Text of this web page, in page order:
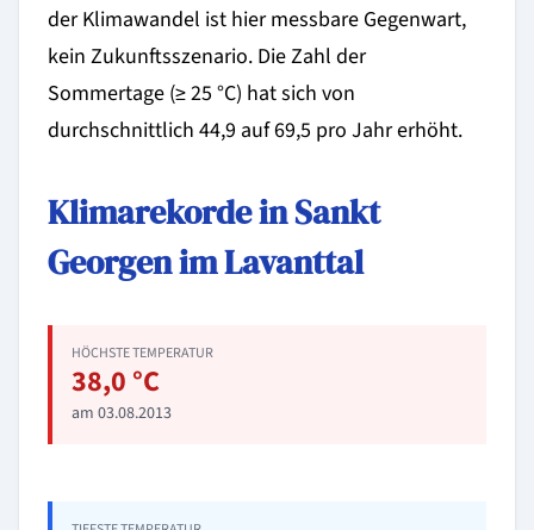
der Klimawandel ist hier messbare Gegenwart,
kein Zukunftsszenario. Die Zahl der
Sommertage (≥ 25 °C) hat sich von
durchschnittlich 44,9 auf 69,5 pro Jahr erhöht.
Klimarekorde in Sankt
Georgen im Lavanttal
HÖCHSTE TEMPERATUR
38,0 °C
am 03.08.2013